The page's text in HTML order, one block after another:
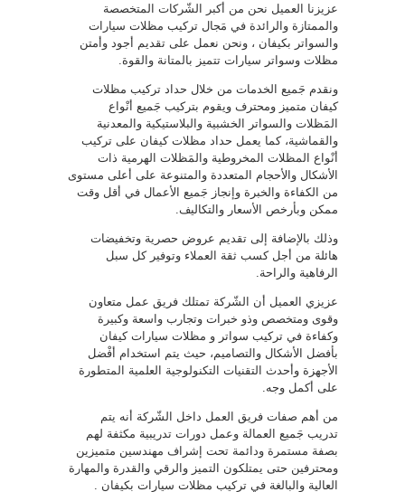
عزيزنا العميل نحن من أكبر الشّركات المتخصصة
والممتازة والرائدة في مَجال تركيب مظلات سيارات
والسواتر بكيفان ، ونحن نعمل على تقديم أجود وأمتن
مظلات وسواتر سيارات تتميز بالمتانة والقوة.
ونقدم جَميع الخدمات من خلال حداد تركيب مظلات
كيفان متميز ومحترف ويقوم بتركيب جَميع أنْواع
المَظلات والسواتر الخشبية والبلاستيكية والمعدنية
والقماشية، كما يعمل حداد مظلات كيفان على تركيب
أنْواع المظلات المخروطية والمَظلات الهرمية ذات
الأشكال والأحجام المتعددة والمتنوعة على أعلى مستوى
من الكفاءة والخبرة وإنجاز جَميع الأعمال في أقل وقت
ممكن وبأرخص الأسعار والتكاليف.
وذلك بالإضافة إلى تقديم عروض حصرية وتخفيضات
هائلة من أجل كسب ثقة العملاء وتوفير كل سبل
الرفاهية والراحة.
عزيزي العميل أن الشّركة تمتلك فريق عمل متعاون
وقوى ومتخصص وذو خبرات وتجارب واسعة وكبيرة
وكفاءة في تركيب سواتر و مظلات سيارات كيفان
بأفضل الأشكال والتصاميم، حيث يتم استخدام أفْضل
الأجهزة وأحدث التقنيات التكنولوجية العلمية المتطورة
على أكمل وجه.
من أهم صفات فريق العمل داخل الشّركة أنه يتم
تدريب جَميع العمالة وعمل دورات تدريبية مكثفة لهم
بصفة مستمرة ودائمة تحت إشراف مهندسين متميزين
ومحترفين حتى يمتلكون التميز والرقي والقدرة والمهارة
العالية والبالغة في تركيب مظلات سيارات بكيفان .